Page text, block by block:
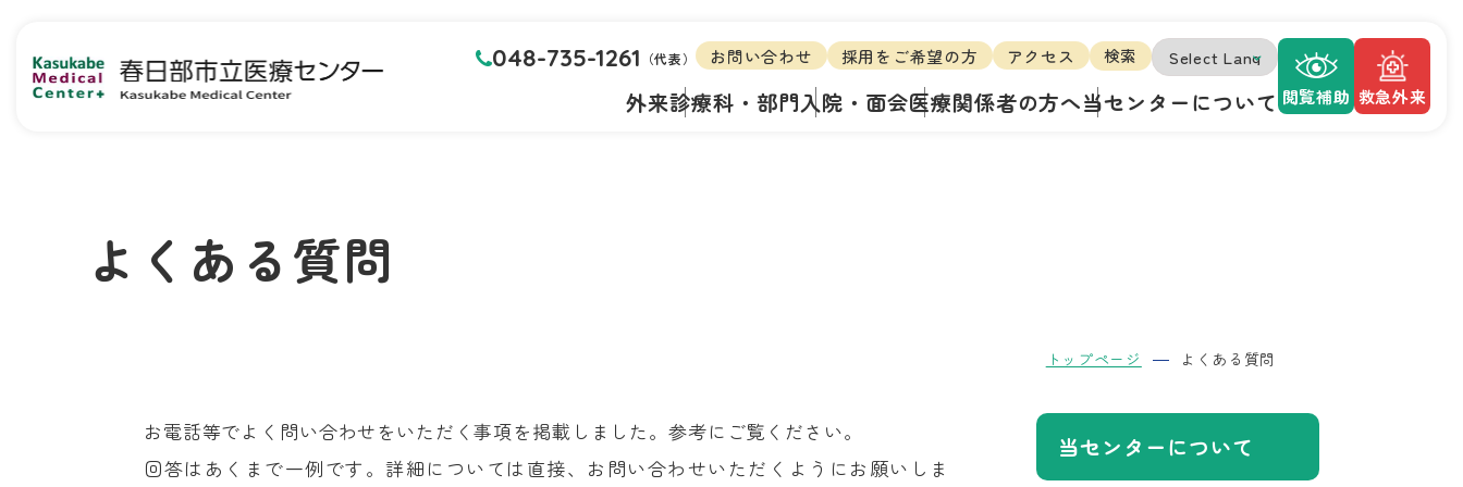
048-735-1261 （代表） お問い合わせ 採用をご希望の方 アクセス 検索
外来診療科・部門入院・面会医療関係者の方へ当センターについて 閲覧補助 救急外来
よくある質問
トップページ よくある質問
お電話等でよく問い合わせをいただく事項を掲載しました。参考にご覧ください。
回答はあくまで一例です。詳細については直接、お問い合わせいただくようにお願いしま
当センターについて